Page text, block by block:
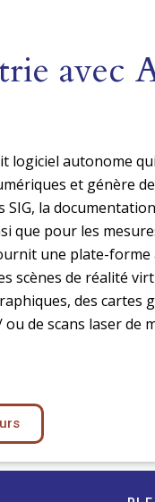
avec
logiciel autonome
et génère
SIG, la
que pour les
une plate-forme
scènes de réalité
des cartes
de scans laser de